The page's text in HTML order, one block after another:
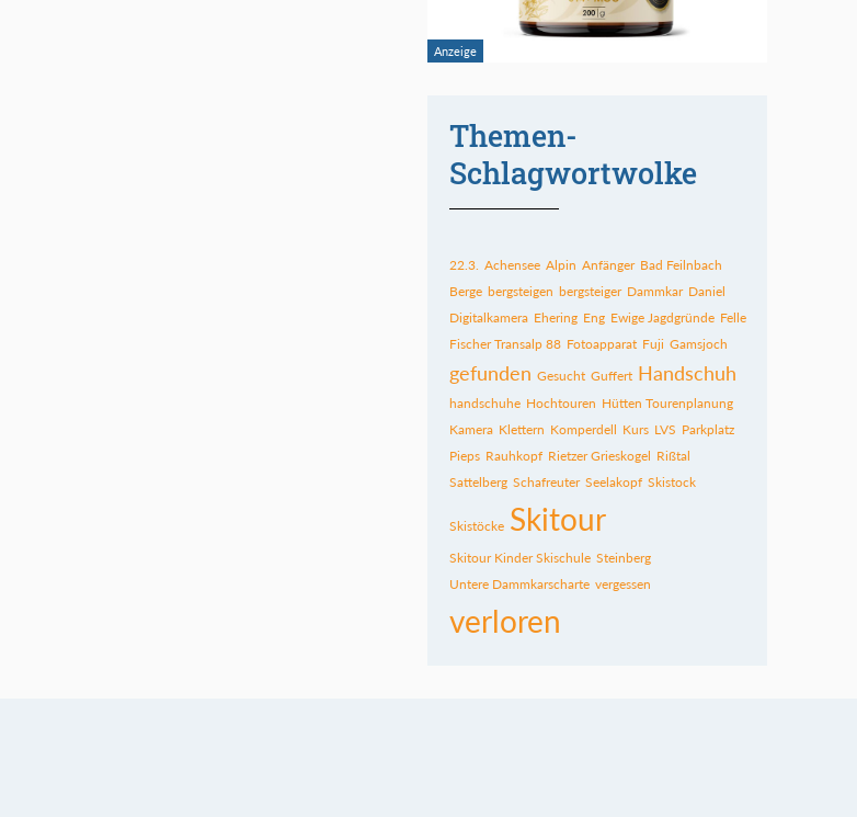
Themen-
Schlagwortwolke
22.3. Achensee Alpin Anfänger Bad Feilnbach
Berge bergsteigen bergsteiger Dammkar Daniel
Digitalkamera Ehering Eng Ewige Jagdgründe Felle
Fischer Transalp 88 Fotoapparat Fuji Gamsjoch
gefunden Gesucht Guffert Handschuh
handschuhe Hochtouren Hütten Tourenplanung
Kamera Klettern Komperdell Kurs LVS Parkplatz
Pieps Rauhkopf Rietzer Grieskogel Rißtal
Sattelberg Schafreuter Seelakopf Skistock
Skistöcke Skitour
Skitour Kinder Skischule Steinberg
Untere Dammkarscharte vergessen
verloren